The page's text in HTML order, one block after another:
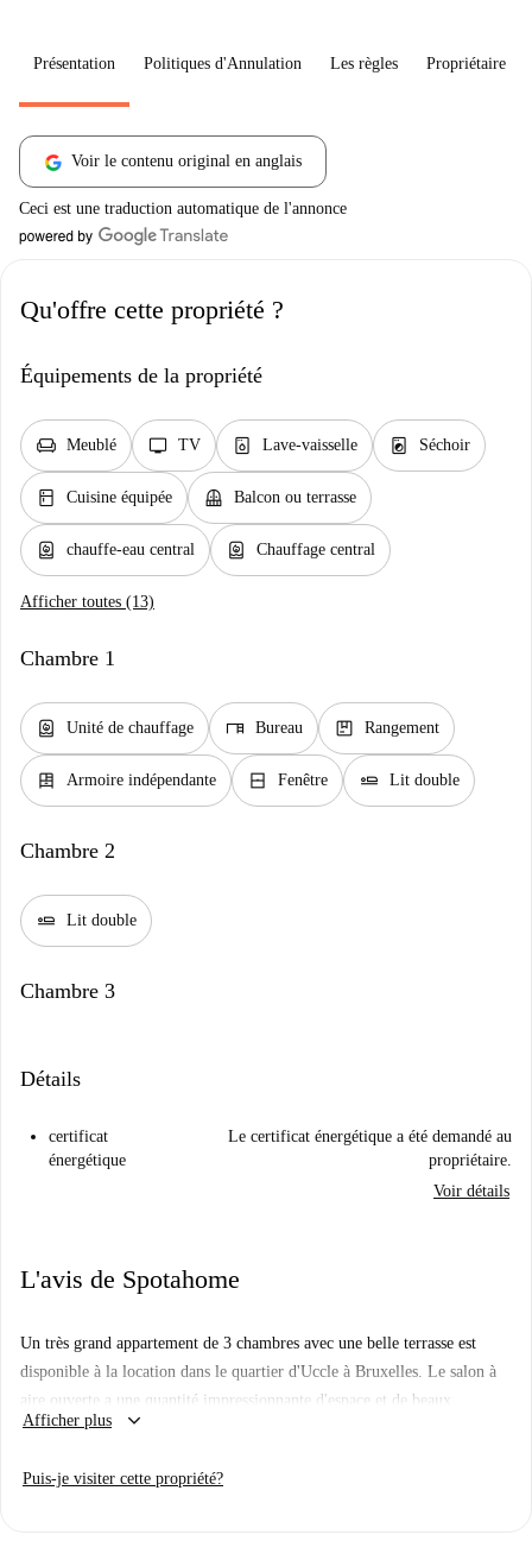
Présentation Politiques d'Annulation Les règles Propriétaire
Voir le contenu original en anglais
Ceci est une traduction automatique de l'annonce
Qu'offre cette propriété ?
Équipements de la propriété
chair Meublé tv TV dishwasher_gen Lave-vaisselle local_laundry_service Séchoir
kitchen Cuisine équipée balcony Balcon ou terrasse
water_heater chauffe-eau central water_heater Chauffage central
Afficher toutes (13)
Chambre 1
water_heater Unité de chauffage desk Bureau package Rangement
dresser Armoire indépendante window_closed Fenêtre airline_seat_flat Lit double
Chambre 2
airline_seat_flat Lit double
Chambre 3
Détails
certificat
énergétique
Le certificat énergétique a été demandé au
propriétaire.
Voir détails
L'avis de Spotahome
Un très grand appartement de 3 chambres avec une belle terrasse est
disponible à la location dans le quartier d'Uccle à Bruxelles. Le salon à
aire ouverte a une quantité impressionnante d'espace et de beaux
planchers de bois. Il y a un coin cuisine très bien équipé et au goût du
élégante avec des équipements modernes.
Afficher plus keyboard_arrow_down
Puis-je visiter cette propriété?